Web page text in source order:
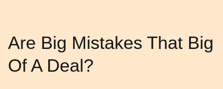
Are Big Mistakes That Big
Of A Deal?